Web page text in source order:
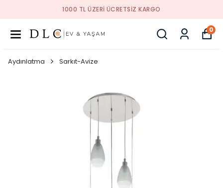
1000 TL ÜZERI ÜCRETSIZ KARGO
0
Aydınlatma Sarkıt-Avize